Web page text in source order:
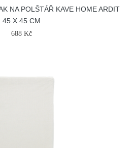
NA POLŠTÁŘ KAVE HOME ARDIT
45 X 45 CM
688 Kč